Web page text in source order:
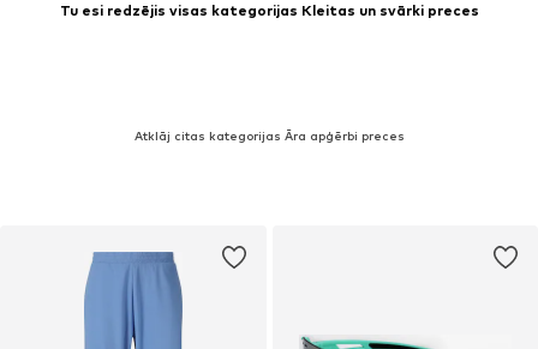
Tu esi redzējis visas kategorijas Kleitas un svārki preces
Atklāj citas kategorijas Āra apģērbi preces